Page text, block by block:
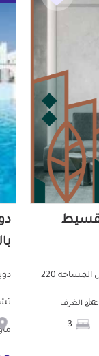
بالتقسيط
للبيع دوبلكس مع حديقة بجوار طريق السويس المساحة 220
عدد الغرف